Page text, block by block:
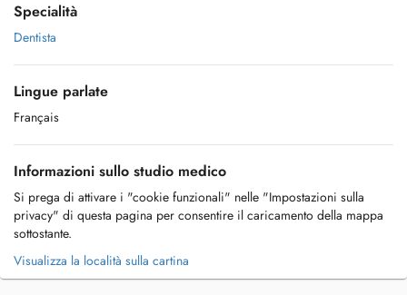
Specialità
Dentista
Lingue parlate
Français
Informazioni sullo studio medico
Si prega di attivare i "cookie funzionali" nelle "Impostazioni sulla
privacy" di questa pagina per consentire il caricamento della mappa
sottostante.
Visualizza la località sulla cartina